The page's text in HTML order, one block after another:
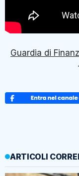
Guardia di
ARTICOLI